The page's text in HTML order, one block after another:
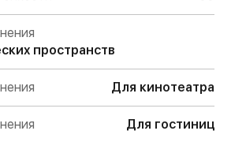
пространств
Для кинотеатра
Для гостиниц